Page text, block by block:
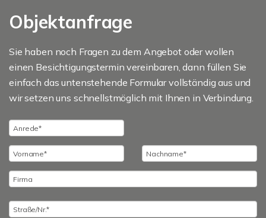
Objektanfrage
Sie haben noch Fragen zu dem Angebot oder wollen
einen Besichtigungstermin vereinbaren, dann füllen Sie
einfach das untenstehende Formular vollständig aus und
wir setzen uns schnellstmöglich mit Ihnen in Verbindung.